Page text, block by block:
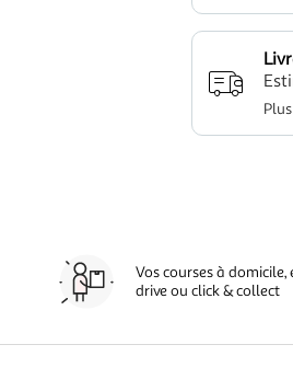
Vos courses à domicile,
drive ou click & collect